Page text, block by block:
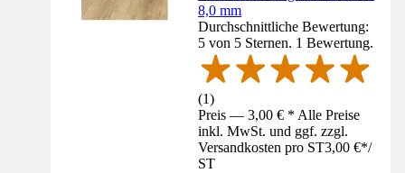
8,0 mm
Durchschnittliche Bewertung:
5 von 5 Sternen. 1 Bewertung.
(1)
Preis — 3,00 € * Alle Preise
inkl. MwSt. und ggf. zzgl.
Versandkosten pro ST3,00 €*/
ST